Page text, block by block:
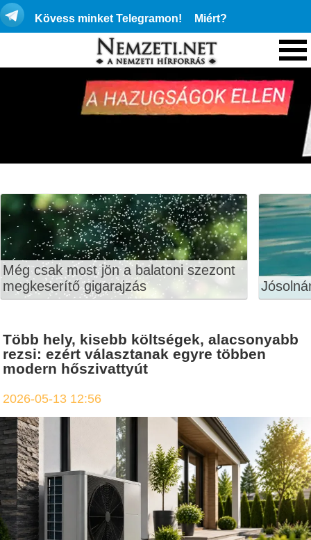
Kövess minket Telegramon! Miért?
Még csak most jön a balatoni szezont
megkeserítő gigarajzás
Több hely, kisebb költségek, alacsonyabb
rezsi: ezért választanak egyre többen
modern hőszivattyút
2026-05-13 12:56